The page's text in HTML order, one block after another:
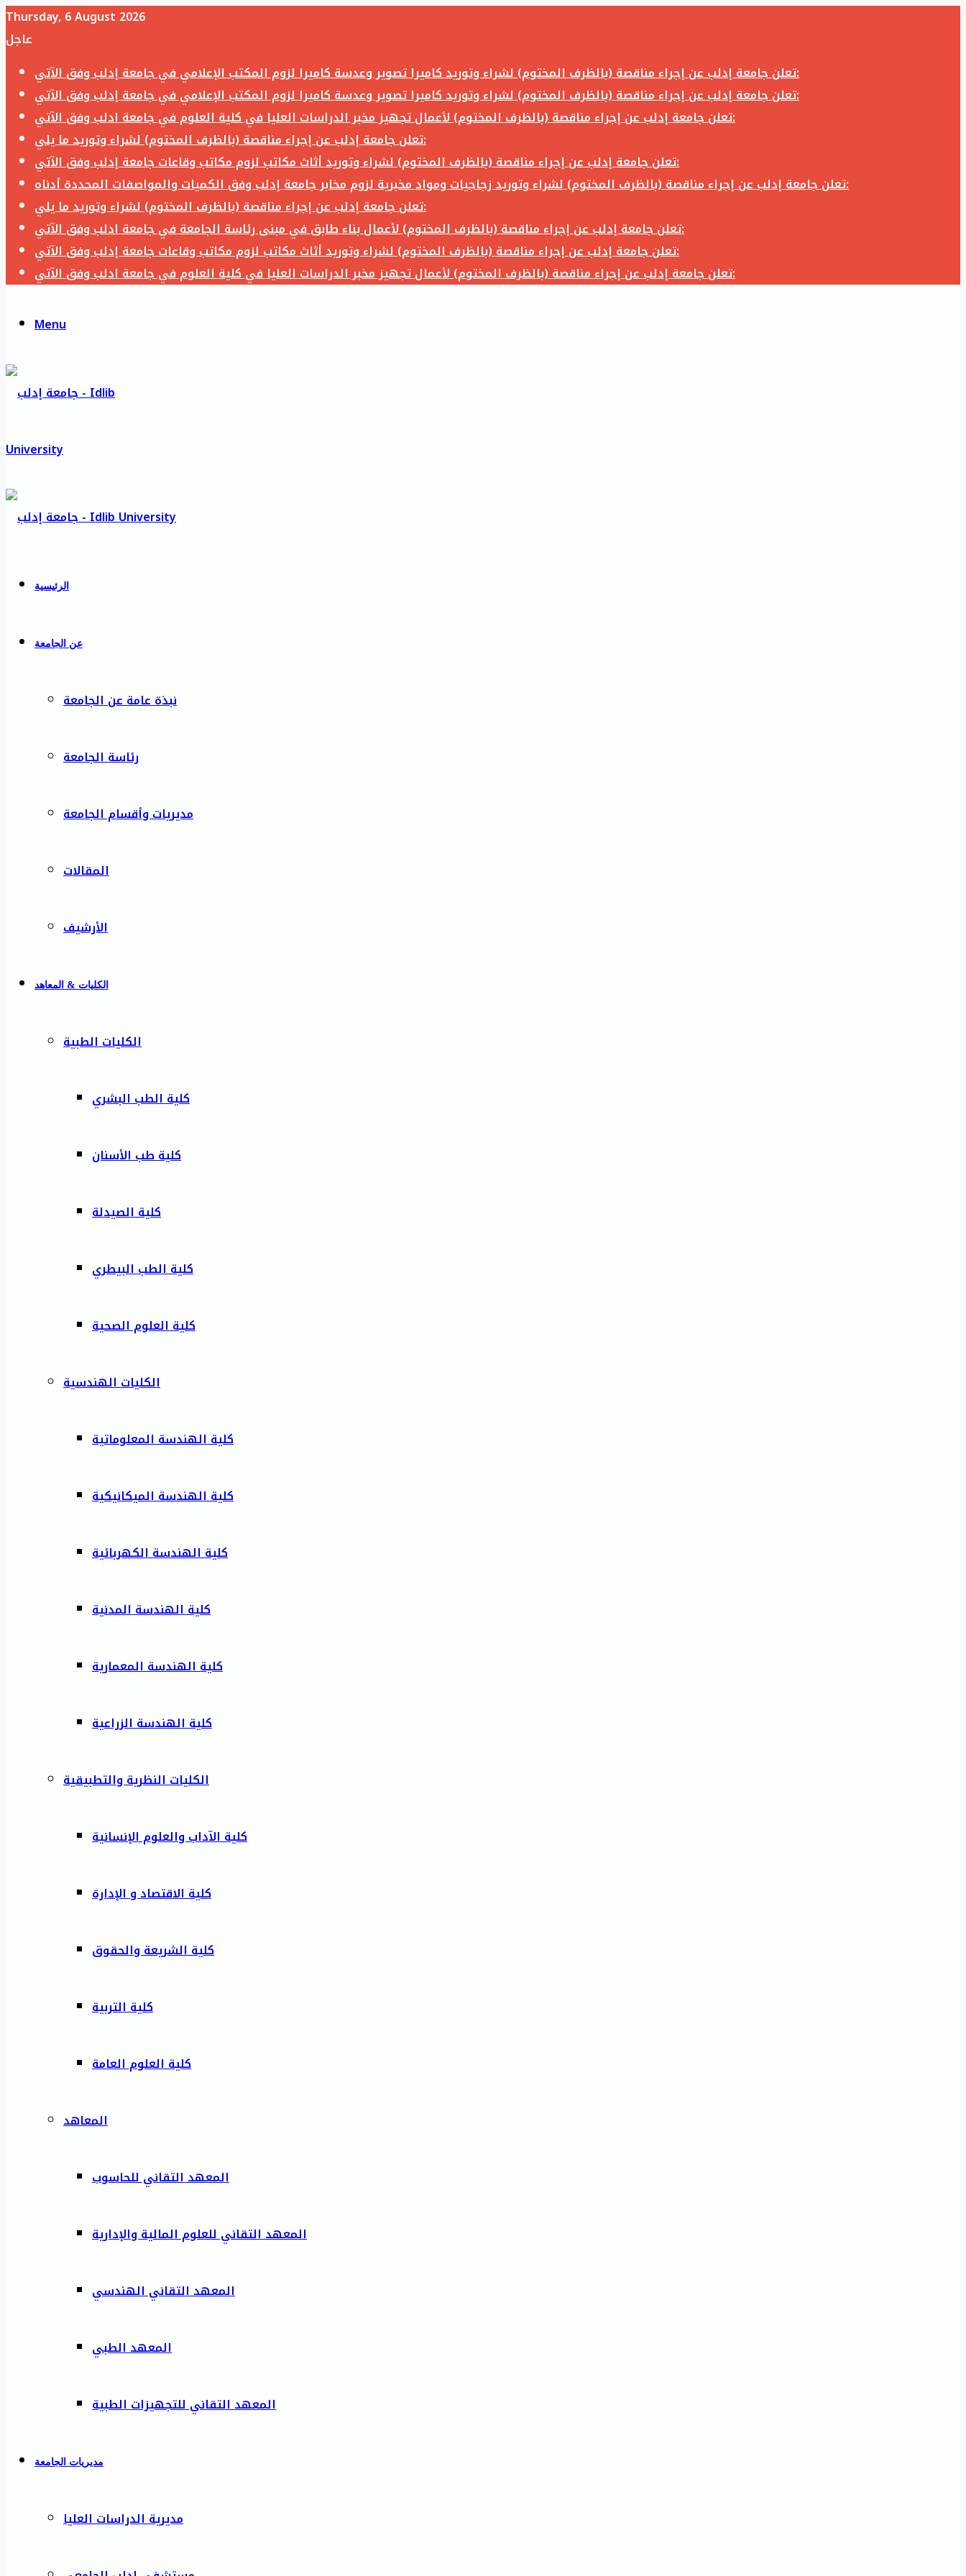
Thursday, 6 August 2026
عاجل
تعلن جامعة إدلب عن إجراء مناقصة (بالظرف المختوم) لشراء وتوريد كاميرا تصوير وعدسة كاميرا لزوم المكتب الإعلامي في جامعة إدلب وفق الآتي:
تعلن جامعة إدلب عن إجراء مناقصة (بالظرف المختوم) لشراء وتوريد كاميرا تصوير وعدسة كاميرا لزوم المكتب الإعلامي في جامعة إدلب وفق الآتي:
تعلن جامعة إدلب عن إجراء مناقصة (بالظرف المختوم) لأعمال تجهيز مخبر الدراسات العليا في كلية العلوم في جامعة ادلب وفق الآتي:
تعلن جامعة إدلب عن إجراء مناقصة (بالظرف المختوم) لشراء وتوريد ما يلي:
تعلن جامعة إدلب عن إجراء مناقصة (بالظرف المختوم) لشراء وتوريد أثاث مكاتب لزوم مكاتب وقاعات جامعة إدلب وفق الآتي:
تعلن جامعة إدلب عن إجراء مناقصة (بالظرف المختوم) لشراء وتوريد زجاجيات ومواد مخبرية لزوم مخابر جامعة إدلب وفق الكميات والمواصفات المحددة أدناه:
تعلن جامعة إدلب عن إجراء مناقصة (بالظرف المختوم) لشراء وتوريد ما يلي:
تعلن جامعة إدلب عن إجراء مناقصة (بالظرف المختوم) لأعمال بناء طابق في مبنى رئاسة الجامعة في جامعة ادلب وفق الآتي:
تعلن جامعة إدلب عن إجراء مناقصة (بالظرف المختوم) لشراء وتوريد أثاث مكاتب لزوم مكاتب وقاعات جامعة إدلب وفق الآتي:
تعلن جامعة إدلب عن إجراء مناقصة (بالظرف المختوم) لأعمال تجهيز مخبر الدراسات العليا في كلية العلوم في جامعة ادلب وفق الآتي:
Menu
الرئيسية
عن الجامعة
نبذة عامة عن الجامعة
رئاسة الجامعة
مديريات وأقسام الجامعة
المقالات
الأرشيف
الكليات & المعاهد
الكليات الطبية
كلية الطب البشري
كلية طب الأسنان
كلية الصيدلة
كلية الطب البيطري
كلية العلوم الصحية
الكليات الهندسية
كلية الهندسة المعلوماتية
كلية الهندسة الميكانيكية
كلية الهندسة الكهربائية
كلية الهندسة المدنية
كلية الهندسة المعمارية
كلية الهندسة الزراعية
الكليات النظرية والتطبيقية
كلية الآداب والعلوم الإنسانية
كلية الاقتصاد و الإدارة
كلية الشريعة والحقوق
كلية التربية
كلية العلوم العامة
المعاهد
المعهد التقاني للحاسوب
المعهد التقاني للعلوم المالية والإدارية
المعهد التقاني الهندسي
المعهد الطبي
المعهد التقاني للتجهيزات الطبية
مديريات الجامعة
مديرية الدراسات العليا